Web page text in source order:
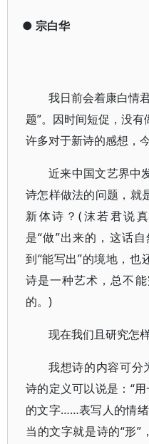
● 宗白华
我日前会着康白情
题”。因时间短促，没
许多对于新诗的感想，
近来中国文艺界中
诗怎样做法的问题，就
新体诗？(沫若君说
是“做”出来的，这话
到“能写出”的境地，也
诗是一种艺术，总不
的。)
现在我们且研究怎
我想诗的内容可分
诗的定义可以说是：“
的文字……表写人的情
当的文字就是诗的“形”